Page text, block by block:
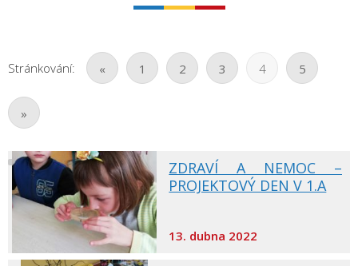
Stránkování: « 1 2 3 4 5
»
ZDRAVÍ A NEMOC –
PROJEKTOVÝ DEN V 1.A
13. dubna 2022